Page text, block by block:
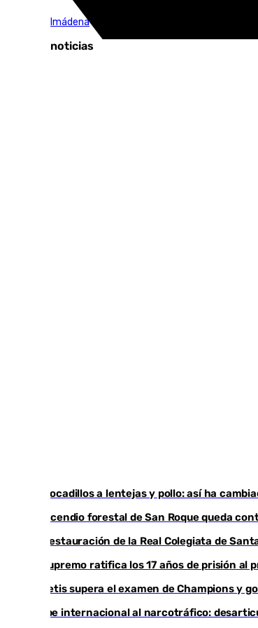
Vive Benalmádena
Últimas noticias
De bocadillos a lentejas y pollo: así ha
El incendio forestal de San Roque queda
La restauración de la Real Colegiata de
El Supremo ratifica los 17 años de prisión
El Betis supera el examen de Champions y
Golpe internacional al narcotráfico: